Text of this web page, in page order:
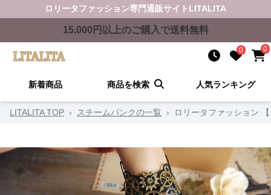
ロリータファッション専門通販サイト LITALITA
15,000 円以上のご購入で送料無料
0 0
新着商品 商品を検索 人気ランキング
LITALITA TOP › スチームパンクの一覧 › ロリータファッション